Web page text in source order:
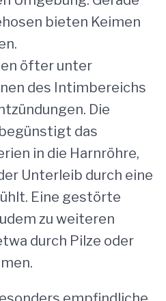
bieten Keimen
öfter unter
des Intimbereichs
Die
das
in die Harnröhre,
Unterleib durch eine
Eine gestörte
zu weiteren
durch Pilze oder